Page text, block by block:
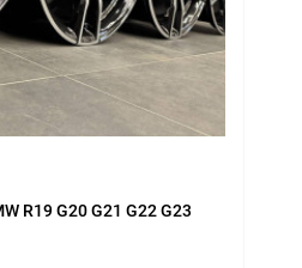
R19 G20 G21 G22 G23